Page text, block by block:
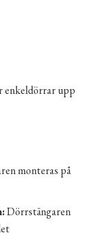
enkeldörrar upp
monteras på
Dörrstängaren